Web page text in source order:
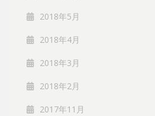
2018年5月
2018年4月
2018年3月
2018年2月
2017年11月